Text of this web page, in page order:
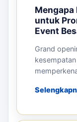
Mengapa
untuk
Event
Grand